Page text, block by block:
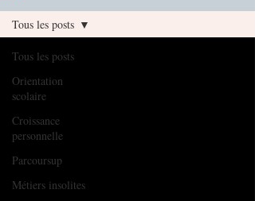
Tous les posts
Orientation
scolaire
Croissance
personnelle
Parcoursup
Métiers insolites
Tous les posts